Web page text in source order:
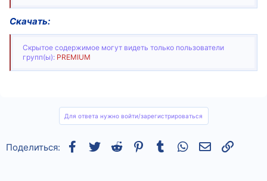
Скачать:
Скрытое содержимое могут видеть только пользователи
групп(ы): PREMIUM
Для ответа нужно войти/зарегистрироваться
Поделиться: Facebook
TwitterReddit Pinterest
Tumblr WhatsAppСсылка